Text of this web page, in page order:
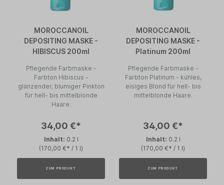
MOROCCANOIL
DEPOSITING MASKE -
HIBISCUS 200ml
Pflegende Farbmaske -
Farbton Hibiscus -
glänzender, blumiger Pinkton
für hell- bis mittelblonde
Haare.
34,00 €*
Inhalt: 0.2 l
(170,00 €* / 1 l)
ZUM PRODUKT
MOROCCANOIL
DEPOSITING MASKE -
Platinum 200ml
Pflegende Farbmaske -
Farbton Platinum - kühles,
eisiges Blond für hell- bis
mittelblonde Haare.
34,00 €*
Inhalt: 0.2 l
(170,00 €* / 1 l)
ZUM PRODUKT